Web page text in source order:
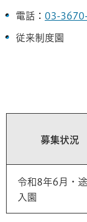
電話： 03-
従来制度園
募集状況
令和8年6月・
入園